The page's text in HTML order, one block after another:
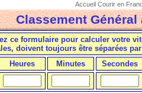
Accueil Courir en
Classement Général
ce formulaire pour calculer votre
doivent toujours être séparées
Heures Minutes Secondes